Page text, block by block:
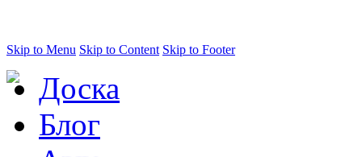
Skip to Menu Skip to Content Skip to Footer
Доска
Блог